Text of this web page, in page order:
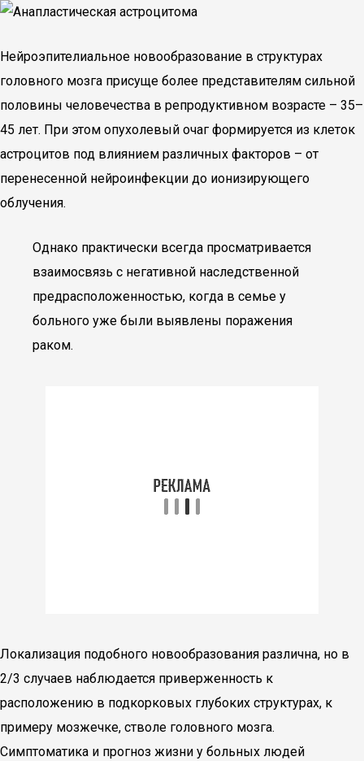
Нейроэпителиальное новообразование в структурах
головного мозга присуще более представителям сильной
половины человечества в репродуктивном возрасте – 35–
45 лет. При этом опухолевый очаг формируется из клеток
астроцитов под влиянием различных факторов – от
перенесенной нейроинфекции до ионизирующего
облучения.
Однако практически всегда просматривается
взаимосвязь с негативной наследственной
предрасположенностью, когда в семье у
больного уже были выявлены поражения
раком.
Локализация подобного новообразования различна, но в
2/3 случаев наблюдается приверженность к
расположению в подкорковых глубоких структурах, к
примеру мозжечке, стволе головного мозга.
Симптоматика и прогноз жизни у больных людей